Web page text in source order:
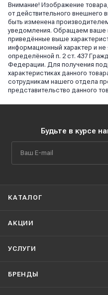
Внимание! Изображение
от действительного внешнего
быть изменена
уведомления. Обращаем ваше
приведённые выше
информационный характер и
определённой п. 2 ст. 437
Федерации. Для получения
характеристиках данного
сотрудникам нашего отдела
представительство данного
Будьте в курсе
КАТАЛОГ
АКЦИИ
УСЛУГИ
БРЕНДЫ